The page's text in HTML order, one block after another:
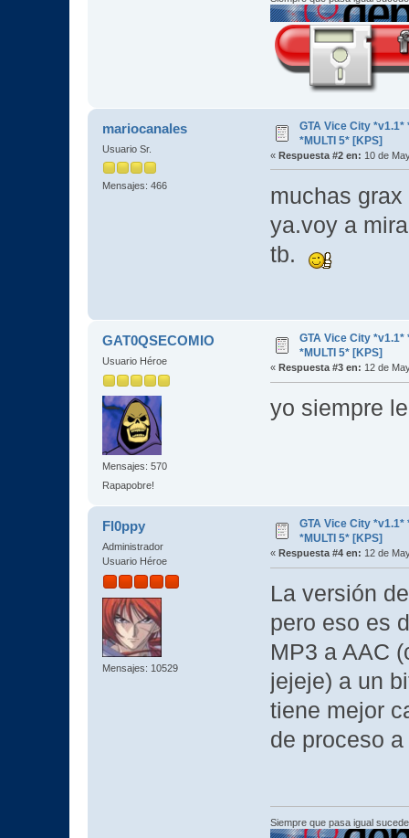
mariocanales
Usuario Sr.
Mensajes: 466
GTA Vice City *v1.1*
*MULTI 5* [KPS]
« Respuesta #2 en: 10 de
muchas
ya.voy a
tb.
GAT0QSECOMIO
Usuario Héroe
Mensajes: 570
Rapapobre!
GTA Vice City *v1.1*
*MULTI 5* [KPS]
« Respuesta #3 en: 12 de
yo siempre
Fl0ppy
Administrador
Usuario Héroe
Mensajes: 10529
GTA Vice City *v1.1*
*MULTI 5* [KPS]
« Respuesta #4 en: 12 de
La versión
pero eso es
MP3 a AAC
jejeje) a un
tiene mejor
de proceso
Siempre que pasa igual